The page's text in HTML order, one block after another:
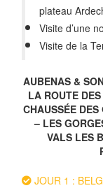
plateau
Visite d’une
Visite de la
AUBENAS &
LA ROUTE
CHAUSSÉE DES
– LES
VALS LES
JOUR 1 :